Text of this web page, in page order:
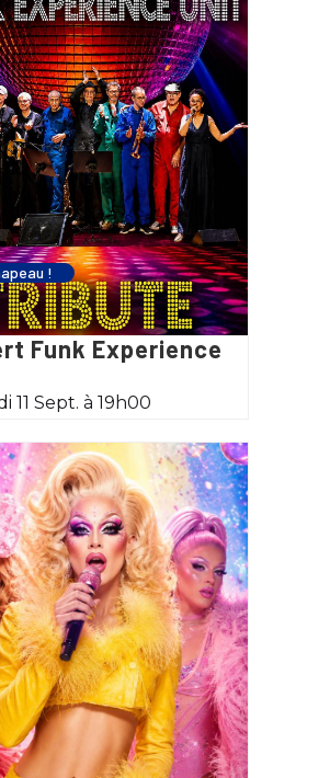
!
Funk Experience
11 Sept. à 19h00